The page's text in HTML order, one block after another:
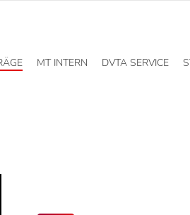
MT INTERN DVTA SERVICE